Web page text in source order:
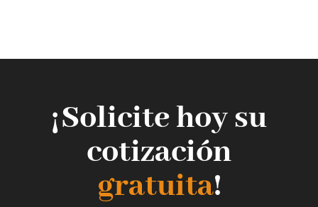
¡Solicite hoy su
cotización
gratuita!